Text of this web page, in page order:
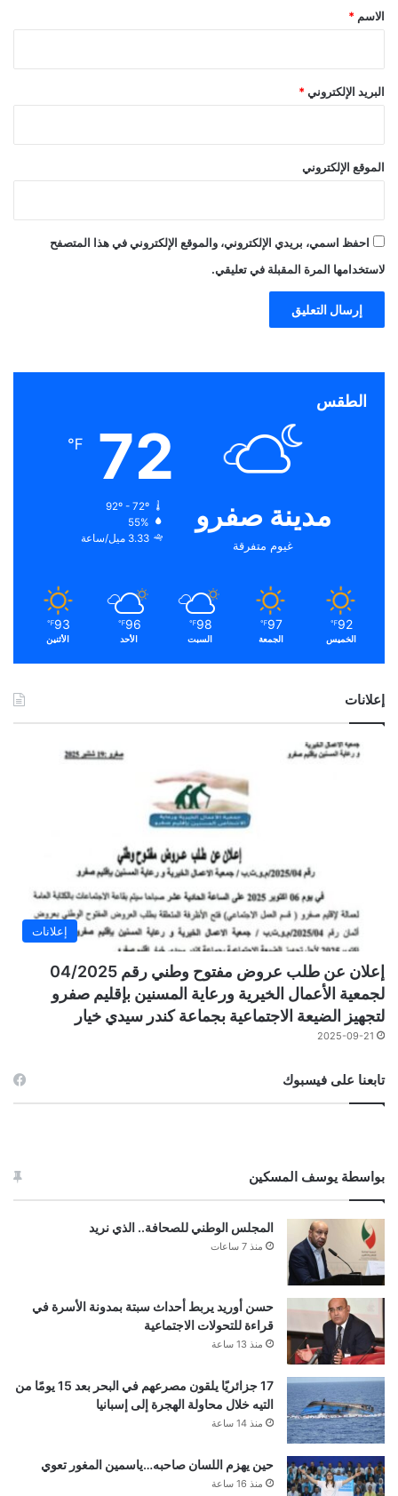
*
الاسم *
البريد الإلكتروني *
الموقع الإلكتروني
احفظ اسمي، بريدي الإلكتروني، والموقع الإلكتروني في هذا المتصفح
لاستخدامها المرة المقبلة في تعليقي.
الطقس
مدينة صفرو
غيوم متفرقة
72
℉
92º - 72º
55%
3.33 ميل/ساعة
92
℉
الخميس
97
℉
الجمعة
98
℉
السبت
96
℉
الأحد
93
℉
الأثنين
إعلانات
إعلانات
إعلان عن طلب عروض مفتوح وطني رقم 04/2025
لجمعية الأعمال الخيرية ورعاية المسنين بإقليم صفرو
لتجهيز الضيعة الاجتماعية بجماعة كندر سيدي خيار
2025-09-21
تابعنا على فيسبوك
بواسطة يوسف المسكين
المجلس الوطني للصحافة.. الذي نريد
منذ 7 ساعات
حسن أوريد يربط أحداث سبتة بمدونة الأسرة في
قراءة للتحولات الاجتماعية
منذ 13 ساعة
17 جزائريًا يلقون مصرعهم في البحر بعد 15 يومًا من
التيه خلال محاولة الهجرة إلى إسبانيا
منذ 14 ساعة
حين يهزم اللسان صاحبه…ياسمين المغور تعوي
منذ 16 ساعة